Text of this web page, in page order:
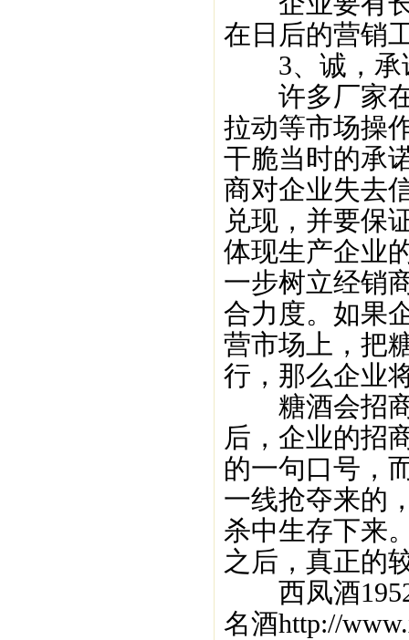
在日后的营销
3、诚，承
许多厂家在
拉动等市场操
干脆当时的承
商对企业失去
兑现，并要保
体现生产企业
一步树立经销
合力度。如果
营市场上，把
行，那么企业
糖酒会招商
后，企业的招
的一句口号，
一线抢夺来的
杀中生存下来
之后，真正的
西凤酒1952
名酒http://